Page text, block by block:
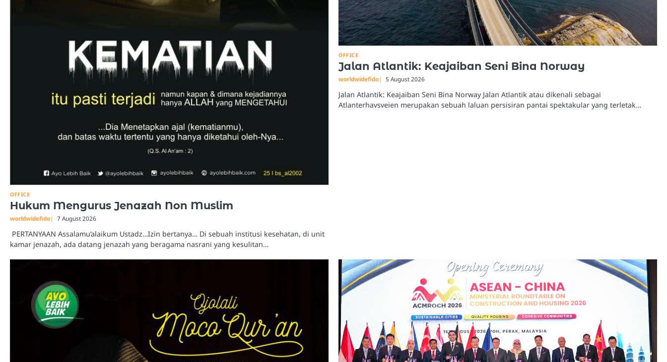
OFFICE
Hukum Mengurus Jenazah Non Muslim
worldwidefido 7 August 2026
PERTANYAAN Assalamu’alaikum Ustadz…Izin bertanya… Di sebuah institusi kesehatan, di unit
kamar jenazah, ada datang jenazah yang beragama nasrani yang kesulitan…
OFFICE
Jalan Atlantik: Keajaiban Seni Bina Norway
worldwidefido 5 August 2026
Jalan Atlantik: Keajaiban Seni Bina Norway Jalan Atlantik atau dikenali sebagai
Atlanterhavsveien merupakan sebuah laluan persisiran pantai spektakular yang terletak…